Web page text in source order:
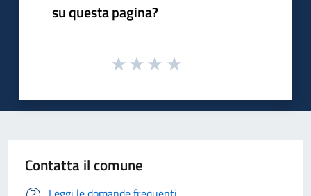
su questa pagina?
Contatta il comune